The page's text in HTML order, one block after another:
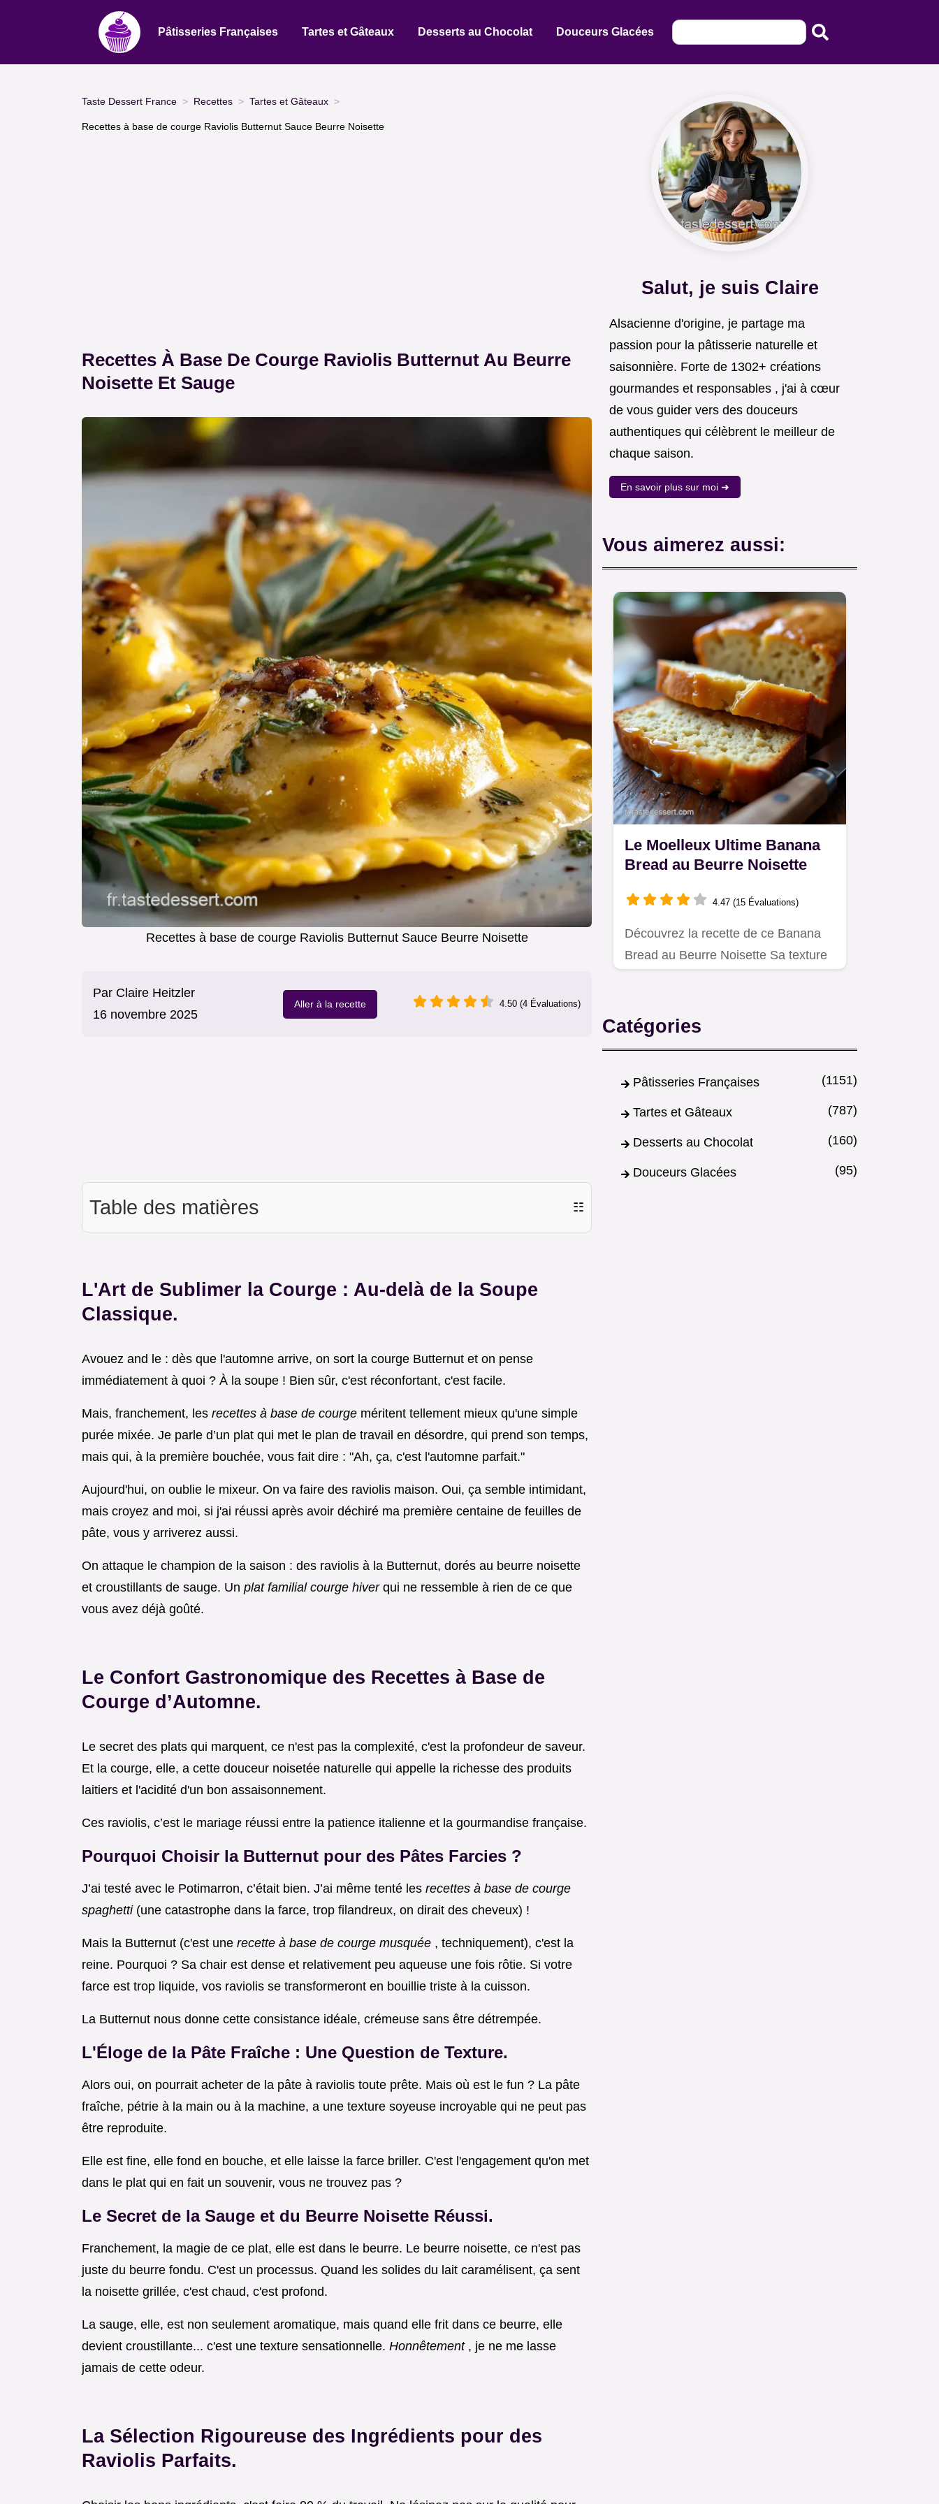
Pâtisseries Françaises Tartes et Gâteaux Desserts au Chocolat Douceurs Glacées
Taste Dessert France Recettes Tartes et Gâteaux
Recettes à base de courge Raviolis Butternut Sauce Beurre Noisette
Recettes À Base De Courge Raviolis Butternut Au Beurre
Noisette Et Sauge
Recettes à base de courge Raviolis Butternut Sauce Beurre Noisette
Par Claire Heitzler
16 novembre 2025
Aller à la recette 4.50 (4 Évaluations)
Table des matières ☷
L'Art de Sublimer la Courge : Au-delà de la Soupe
Classique.
Avouez and le : dès que l'automne arrive, on sort la courge Butternut et on pense
immédiatement à quoi ? À la soupe ! Bien sûr, c'est réconfortant, c'est facile.
Mais, franchement, les recettes à base de courge méritent tellement mieux qu'une simple
purée mixée. Je parle d’un plat qui met le plan de travail en désordre, qui prend son temps,
mais qui, à la première bouchée, vous fait dire : "Ah, ça, c'est l'automne parfait."
Aujourd'hui, on oublie le mixeur. On va faire des raviolis maison. Oui, ça semble intimidant,
mais croyez and moi, si j'ai réussi après avoir déchiré ma première centaine de feuilles de
pâte, vous y arriverez aussi.
On attaque le champion de la saison : des raviolis à la Butternut, dorés au beurre noisette
et croustillants de sauge. Un plat familial courge hiver qui ne ressemble à rien de ce que
vous avez déjà goûté.
Le Confort Gastronomique des Recettes à Base de
Courge d’Automne.
Le secret des plats qui marquent, ce n'est pas la complexité, c'est la profondeur de saveur.
Et la courge, elle, a cette douceur noisetée naturelle qui appelle la richesse des produits
laitiers et l'acidité d'un bon assaisonnement.
Ces raviolis, c’est le mariage réussi entre la patience italienne et la gourmandise française.
Pourquoi Choisir la Butternut pour des Pâtes Farcies ?
J’ai testé avec le Potimarron, c’était bien. J’ai même tenté les recettes à base de courge
spaghetti (une catastrophe dans la farce, trop filandreux, on dirait des cheveux) !
Mais la Butternut (c'est une recette à base de courge musquée , techniquement), c'est la
reine. Pourquoi ? Sa chair est dense et relativement peu aqueuse une fois rôtie. Si votre
farce est trop liquide, vos raviolis se transformeront en bouillie triste à la cuisson.
La Butternut nous donne cette consistance idéale, crémeuse sans être détrempée.
L'Éloge de la Pâte Fraîche : Une Question de Texture.
Alors oui, on pourrait acheter de la pâte à raviolis toute prête. Mais où est le fun ? La pâte
fraîche, pétrie à la main ou à la machine, a une texture soyeuse incroyable qui ne peut pas
être reproduite.
Elle est fine, elle fond en bouche, et elle laisse la farce briller. C'est l'engagement qu'on met
dans le plat qui en fait un souvenir, vous ne trouvez pas ?
Le Secret de la Sauge et du Beurre Noisette Réussi.
Franchement, la magie de ce plat, elle est dans le beurre. Le beurre noisette, ce n'est pas
juste du beurre fondu. C'est un processus. Quand les solides du lait caramélisent, ça sent
la noisette grillée, c'est chaud, c'est profond.
La sauge, elle, est non seulement aromatique, mais quand elle frit dans ce beurre, elle
devient croustillante... c'est une texture sensationnelle. Honnêtement , je ne me lasse
jamais de cette odeur.
La Sélection Rigoureuse des Ingrédients pour des
Raviolis Parfaits.
Salut, je suis Claire
Alsacienne d'origine, je partage ma
passion pour la pâtisserie naturelle et
saisonnière. Forte de 1302+ créations
gourmandes et responsables , j'ai à cœur
de vous guider vers des douceurs
authentiques qui célèbrent le meilleur de
chaque saison.
En savoir plus sur moi ➜
Vous aimerez aussi:
Le Moelleux Ultime Banana
Bread au Beurre Noisette
4.47 (15 Évaluations)
Découvrez la recette de ce Banana
Bread au Beurre Noisette Sa texture
Catégories
Pâtisseries Françaises (1151)
Tartes et Gâteaux (787)
Desserts au Chocolat (160)
Douceurs Glacées (95)